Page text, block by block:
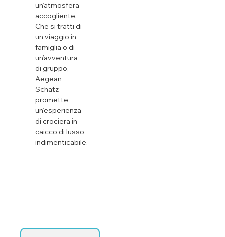
un’atmosfera
accogliente.
Che si tratti di
un viaggio in
famiglia o di
un’avventura
di gruppo,
Aegean
Schatz
promette
un’esperienza
di crociera in
caicco di lusso
indimenticabile.